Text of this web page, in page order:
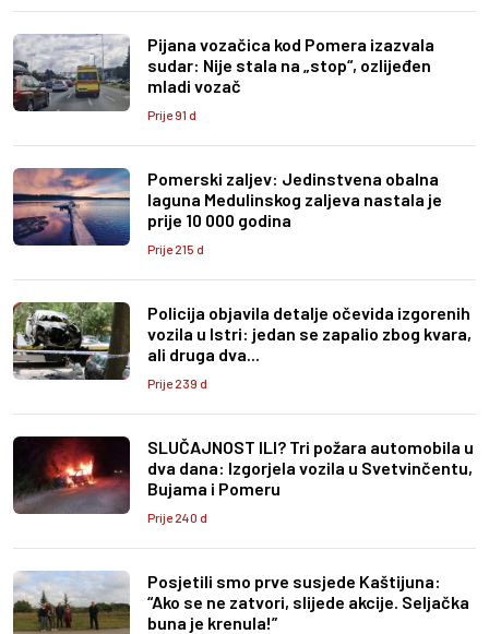
Pijana vozačica kod Pomera izazvala
sudar: Nije stala na „stop“, ozlijeđen
mladi vozač
Prije 91 d
Pomerski zaljev: Jedinstvena obalna
laguna Medulinskog zaljeva nastala je
prije 10 000 godina
Prije 215 d
Policija objavila detalje očevida izgorenih
vozila u Istri: jedan se zapalio zbog kvara,
ali druga dva...
Prije 239 d
SLUČAJNOST ILI? Tri požara automobila u
dva dana: Izgorjela vozila u Svetvinčentu,
Bujama i Pomeru
Prije 240 d
Posjetili smo prve susjede Kaštijuna:
“Ako se ne zatvori, slijede akcije. Seljačka
buna je krenula!”